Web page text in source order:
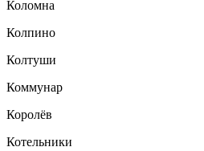
Коломна
Колпино
Колтуши
Коммунар
Королёв
Котельники